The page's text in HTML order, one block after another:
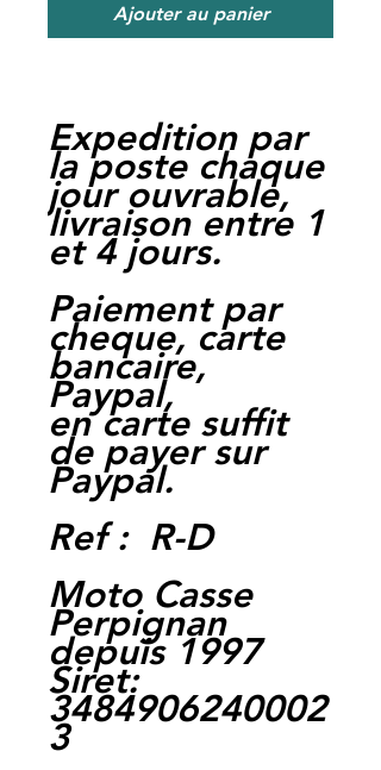
Ajouter au panier
Expedition par
la poste chaque
jour ouvrable,
livraison entre 1
et 4 jours.
Paiement par
cheque, carte
bancaire,
Paypal,
en carte suffit
de payer sur
Paypal.
Ref : R-D
Moto Casse
Perpignan
depuis 1997
Siret:
3484906240002
3